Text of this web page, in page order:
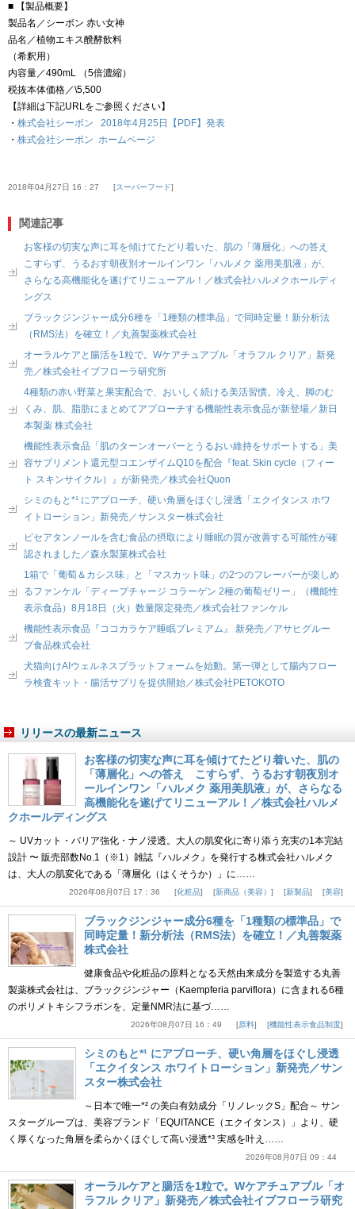
■ 【製品概要】
製品名／シーボン 赤い女神
品名／植物エキス醗酵飲料
（希釈用）
内容量／490mL （5倍濃縮）
税抜本体価格／\5,500
【詳細は下記URLをご参照ください】
・ 株式会社シーボン 2018年4月25日【PDF】発表
・ 株式会社シーボン ホームページ
2018年04月27日 16：27 スーパーフード
関連記事
お客様の切実な声に耳を傾けてたどり着いた、肌の「薄層化」への答え
こすらず、うるおす朝夜別オールインワン「ハルメク 薬用美肌液」が、
さらなる高機能化を遂げてリニューアル！／株式会社ハルメクホールディ
ングス
ブラックジンジャー成分6種を「1種類の標準品」で同時定量！新分析法
（RMS法）を確立！／丸善製薬株式会社
オーラルケアと腸活を1粒で。Wケアチュアブル「オラフル クリア」新発
売／株式会社イブフローラ研究所
4種類の赤い野菜と果実配合で、おいしく続ける美活習慣。冷え、脚のむ
くみ、肌、脂肪にまとめてアプローチする機能性表示食品が新登場／新日
本製薬 株式会社
機能性表示食品「肌のターンオーバーとうるおい維持をサポートする」美
容サプリメント還元型コエンザイムQ10を配合『feat. Skin cycle（フィー
ト スキンサイクル）』が新発売／株式会社Quon
シミのもと*¹ にアプローチ、硬い角層をほぐし浸透「エクイタンス ホワ
イトローション」新発売／サンスター株式会社
ピセアタンノールを含む食品の摂取により睡眠の質が改善する可能性が確
認されました／森永製菓株式会社
1箱で「葡萄＆カシス味」と「マスカット味」の2つのフレーバーが楽しめ
るファンケル「ディープチャージ コラーゲン 2種の葡萄ゼリー」（機能性
表示食品）8月18日（火）数量限定発売／株式会社ファンケル
機能性表示食品『ココカラケア睡眠プレミアム』 新発売／アサヒグルー
プ食品株式会社
犬猫向けAIウェルネスプラットフォームを始動。第一弾として腸内フロー
ラ検査キット・腸活サプリを提供開始／株式会社PETOKOTO
リリースの最新ニュース
お客様の切実な声に耳を傾けてたどり着いた、肌の
「薄層化」への答え こすらず、うるおす朝夜別オ
ールインワン「ハルメク 薬用美肌液」が、さらなる
高機能化を遂げてリニューアル！／株式会社ハルメ
クホールディングス
～ UVカット・バリア強化・ナノ浸透。大人の肌変化に寄り添う充実の1本完結
設計 〜 販売部数No.1（※1）雑誌『ハルメク』を発行する株式会社ハルメク
は、大人の肌変化である「薄層化（はくそうか）」に……
2026年08月07日 17：36 化粧品 新商品（美容） 新製品 美容
ブラックジンジャー成分6種を「1種類の標準品」で
同時定量！新分析法（RMS法）を確立！／丸善製薬
株式会社
健康食品や化粧品の原料となる天然由来成分を製造する丸善
製薬株式会社は、ブラックジンジャー（Kaempferia parviflora）に含まれる6種
のポリメトキシフラボンを、定量NMR法に基づ……
2026年08月07日 16：49 原料 機能性表示食品制度
シミのもと*¹ にアプローチ、硬い角層をほぐし浸透
「エクイタンス ホワイトローション」新発売／サン
スター株式会社
～日本で唯一*² の美白有効成分「リノレックS」配合～ サン
スターグループは、美容ブランド「EQUITANCE（エクイタンス）」より、硬
く厚くなった角層を柔らかくほぐして高い浸透*³ 実感を叶え……
2026年08月07日 09：44
オーラルケアと腸活を1粒で。Wケアチュアブル「オ
ラフル クリア」新発売／株式会社イブフローラ研究